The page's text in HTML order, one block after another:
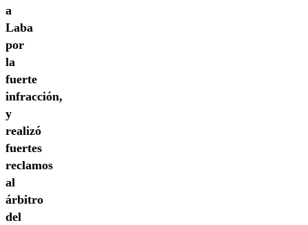
a
Laba
por
la
fuerte
infracción,
y
realizó
fuertes
reclamos
al
árbitro
del